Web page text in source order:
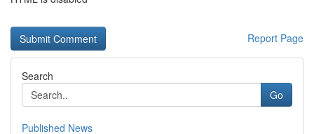
Report Page
Search
Go
Published News